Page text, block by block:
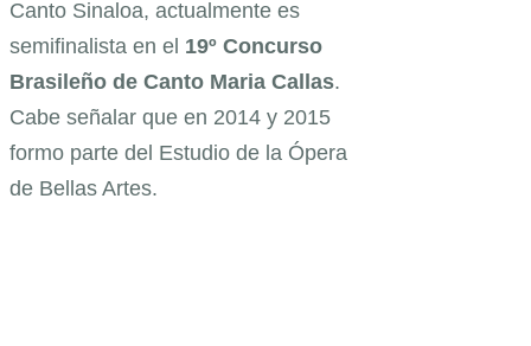
Canto Sinaloa, actualmente es
semifinalista en el 19º Concurso
Brasileño de Canto Maria Callas.
Cabe señalar que en 2014 y 2015
formo parte del Estudio de la Ópera
de Bellas Artes.